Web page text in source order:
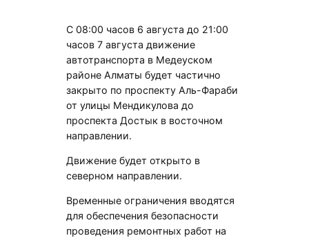
С 08:00 часов 6 августа до 21:00
часов 7 августа движение
автотранспорта в Медеуском
районе Алматы будет частично
закрыто по проспекту Аль-Фараби
от улицы Мендикулова до
проспекта Достык в восточном
направлении.
Движение будет открыто в
северном направлении.
Временные ограничения вводятся
для обеспечения безопасности
проведения ремонтных работ на